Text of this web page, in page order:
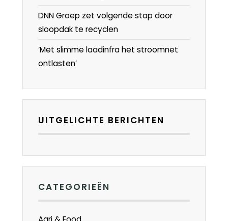
DNN Groep zet volgende stap door
sloopdak te recyclen
‘Met slimme laadinfra het stroomnet
ontlasten’
UITGELICHTE BERICHTEN
CATEGORIEËN